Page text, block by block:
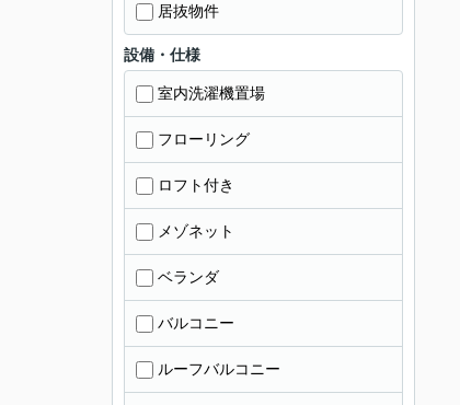
居抜物件
設備・仕様
室内洗濯機置場
フローリング
ロフト付き
メゾネット
ベランダ
バルコニー
ルーフバルコニー